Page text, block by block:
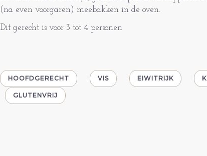
(na even voorgaren) meebakken in de oven.
Dit gerecht is voor 3 tot 4 personen
HOOFDGERECHT VIS EIWITRIJK
GLUTENVRIJ